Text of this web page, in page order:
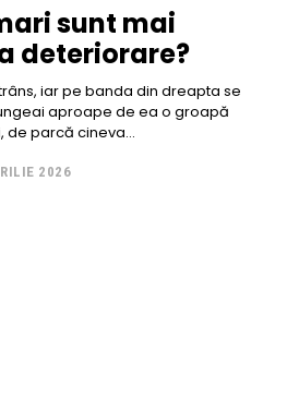
sunt mai
deteriorare?
iar pe banda din dreapta se
aproape de ea o groapă
de parcă cineva...
2026